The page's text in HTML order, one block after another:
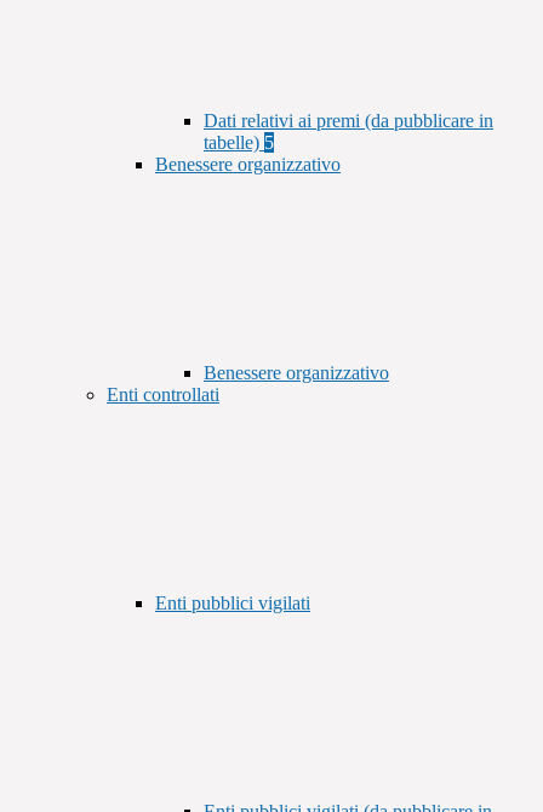
Dati relativi ai premi (da pubblicare in
tabelle) 5
Benessere organizzativo
Benessere organizzativo
Enti controllati
Enti pubblici vigilati